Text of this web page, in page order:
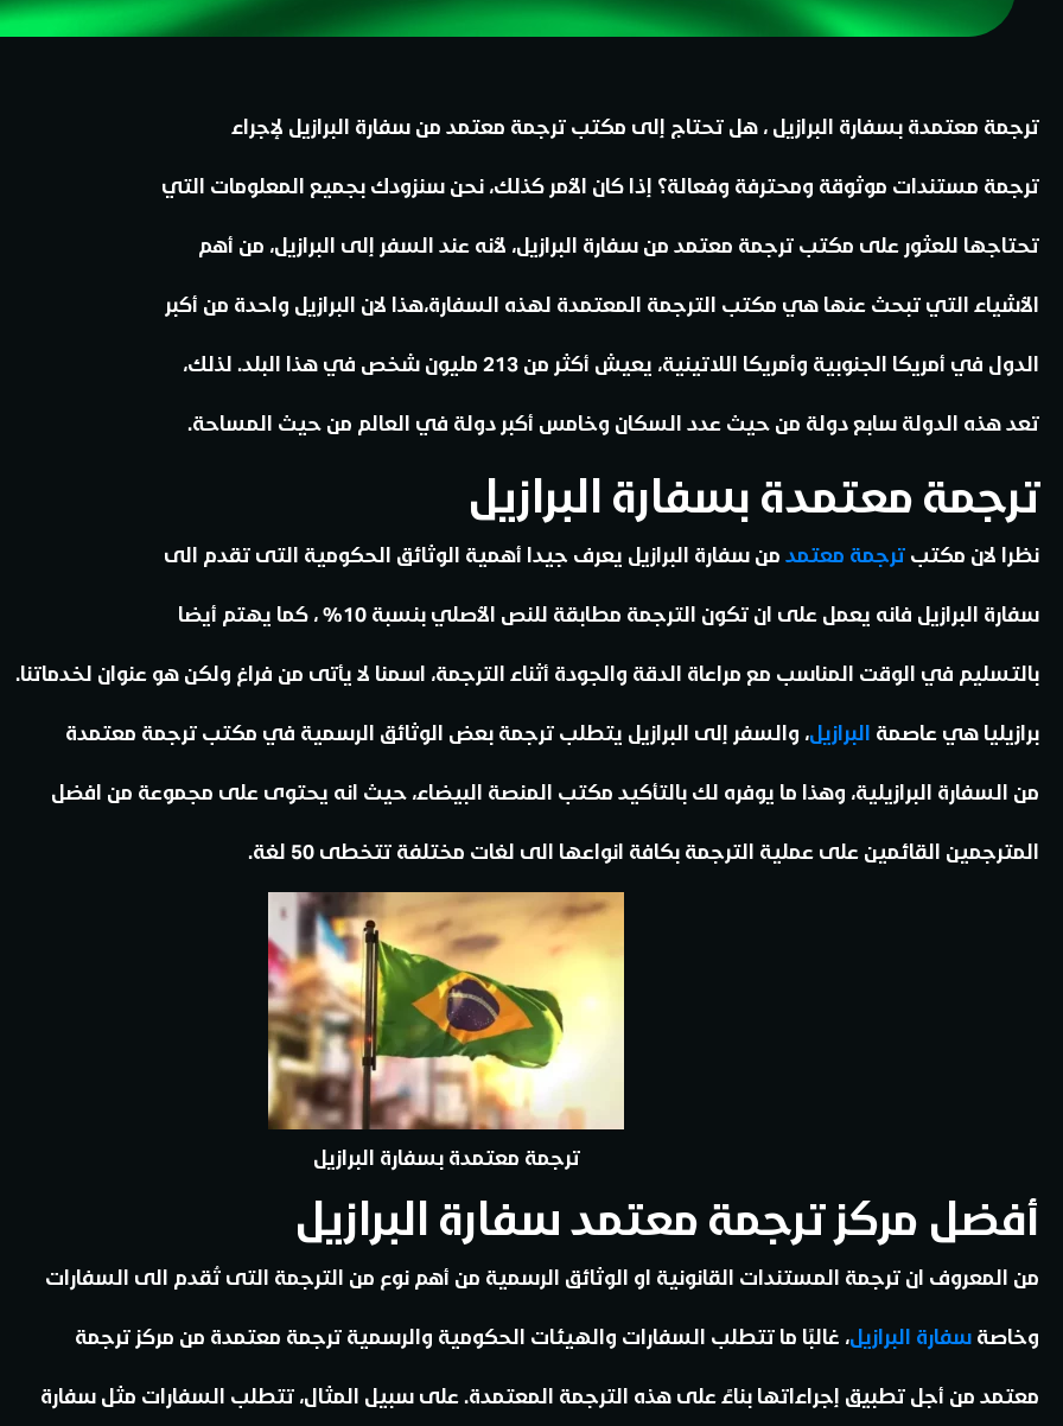
ترجمة معتمدة بسفارة البرازيل ، هل تحتاج إلى مكتب ترجمة معتمد من سفارة البرازيل لإجراء
ترجمة مستندات موثوقة ومحترفة وفعالة؟ إذا كان الأمر كذلك، نحن سنزودك بجميع المعلومات التي
تحتاجها للعثور على مكتب ترجمة معتمد من سفارة البرازيل، لأنه عند السفر إلى البرازيل، من أهم
الأشياء التي تبحث عنها هي مكتب الترجمة المعتمدة لهذه السفارة،هذا لان البرازيل واحدة من أكبر
الدول في أمريكا الجنوبية وأمريكا اللاتينية، يعيش أكثر من 213 مليون شخص في هذا البلد. لذلك،
تعد هذه الدولة سابع دولة من حيث عدد السكان وخامس أكبر دولة في العالم من حيث المساحة.
ترجمة معتمدة بسفارة البرازيل
نظرا لان مكتب ترجمة معتمد من سفارة البرازيل يعرف جيدا أهمية الوثائق الحكومية التى تقدم الى
سفارة البرازيل فانه يعمل على ان تكون الترجمة مطابقة للنص الأصلي بنسبة 10% ، كما يهتم أيضا
بالتسليم في الوقت المناسب مع مراعاة الدقة والجودة أثناء الترجمة، اسمنا لا يأتى من فراغ ولكن هو عنوان لخدماتنا.
برازيليا هي عاصمة البرازيل، والسفر إلى البرازيل يتطلب ترجمة بعض الوثائق الرسمية في مكتب ترجمة معتمدة
من السفارة البرازيلية، وهذا ما يوفره لك بالتأكيد مكتب المنصة البيضاء، حيث انه يحتوى على مجموعة من افضل
المترجمين القائمين على عملية الترجمة بكافة انواعها الى لغات مختلفة تتخطى 50 لغة.
ترجمة معتمدة بسفارة البرازيل
أفضل مركز ترجمة معتمد سفارة البرازيل
من المعروف ان ترجمة المستندات القانونية او الوثائق الرسمية من أهم نوع من الترجمة التى تُقدم الى السفارات
وخاصة سفارة البرازيل، غالبًا ما تتطلب السفارات والهيئات الحكومية والرسمية ترجمة معتمدة من مركز ترجمة
معتمد من أجل تطبيق إجراءاتها بناءً على هذه الترجمة المعتمدة. على سبيل المثال، تتطلب السفارات مثل سفارة